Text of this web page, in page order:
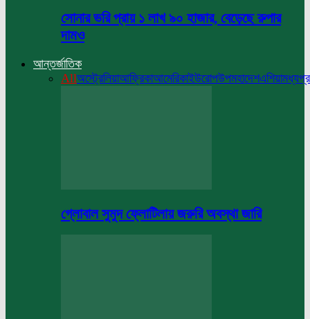
সোনার ভরি প্রায় ১ লাখ ৯০ হাজার, বেড়েছে রুপার
দামও
আন্তর্জাতিক
Allঅস্ট্রেলিয়াআফ্রিকাআমেরিকাইউরোপউপমহাদেশএশিয়া
গ্লোবাল সুমুদ ফ্লোটিলায় জরুরি অবস্থা জারি